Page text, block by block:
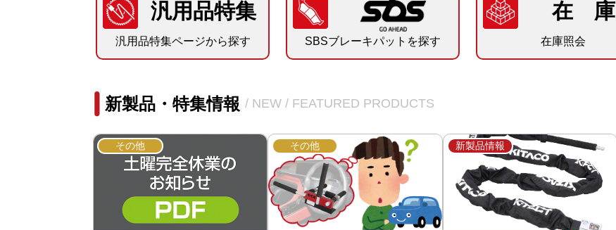
汎用品特集
汎用品特集ページから探す SBSブレーキパットを探す
在 庫
在庫照会
新製品・特集情報 / NEW / FEATURED PRODUCTS
その他 その他 新製品情報